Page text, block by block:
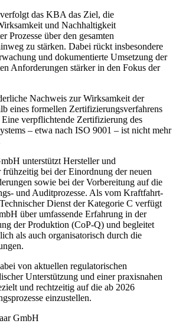
das KBA das Ziel, die
und Nachhaltigkeit
Prozesse über den gesamten
zu stärken. Dabei rückt insbesondere
und dokumentierte Umsetzung der
Anforderungen stärker in den Fokus der
Nachweis zur Wirksamkeit der
eines formellen Zertifizierungsverfahrens
verpflichtende Zertifizierung des
– etwa nach ISO 9001 – ist nicht mehr
unterstützt Hersteller und
bei der Einordnung der neuen
sowie bei der Vorbereitung auf die
und Auditprozesse. Als vom Kraftfahrt-
Dienst der Kategorie C verfügt
über umfassende Erfahrung in der
der Produktion (CoP-Q) und begleitet
als auch organisatorisch durch die
von aktuellen regulatorischen
Unterstützung und einer praxisnahen
und rechtzeitig auf die ab 2026
einzustellen.
GmbH